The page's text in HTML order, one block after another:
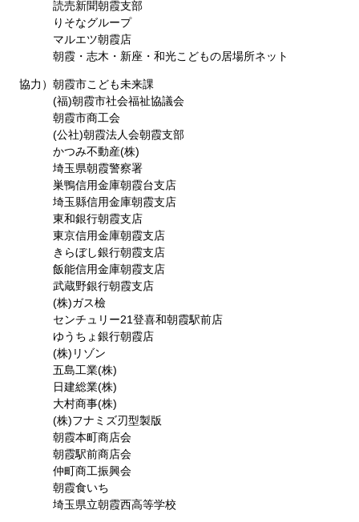
読売新聞朝霞支部
りそなグループ
マルエツ朝霞店
朝霞・志木・新座・和光こどもの居場所ネット
協力）朝霞市こども未来課
(福)朝霞市社会福祉協議会
朝霞市商工会
(公社)朝霞法人会朝霞支部
​ かつみ不動産(株)
埼玉県朝霞警察署
巣鴨信用金庫朝霞台支店
埼玉縣信用金庫朝霞支店
東和銀行朝霞支店
東京信用金庫朝霞支店
きらぼし銀行朝霞支店
飯能信用金庫朝霞支店
武蔵野銀行朝霞支店
(株)ガス檢
センチュリー21登喜和朝霞駅前店
ゆうちょ銀行朝霞店
(株)リゾン
五島工業(株)
​ 日建総業(株)
大村商事(株)
​ (株)フナミズ刃型製版
朝霞本町商店会
朝霞駅前商店会
仲町商工振興会
朝霞食いち
埼玉県立朝霞西高等学校